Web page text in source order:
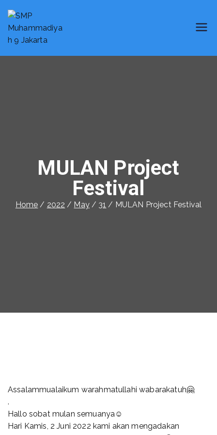
SMP Muhammadiyah 9 Jakarta
MULAN Project
Festival
Home 2022 May 31 MULAN Project Festival
Assalammualaikum warahmatullahi wabarakatuh🤗
.
Hallo sobat mulan semuanya☺️
Hari Kamis, 2 Juni 2022 kami akan mengadakan